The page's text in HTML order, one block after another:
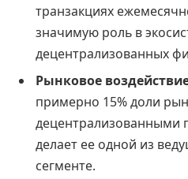
транзакциях
значимую роль в
децентрализованных
Рынковое
примерно 15% доли
децентрализованными
делает ее одной из
сегменте.